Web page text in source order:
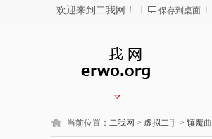
欢迎来到二我网！ 保存到桌面
当前位置： 二我网 > 虚拟二手 > 镇魔曲